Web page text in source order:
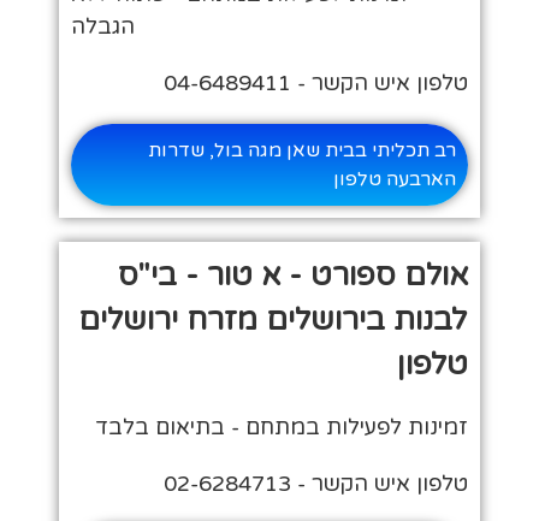
הגבלה
טלפון איש הקשר - 04-6489411
רב תכליתי בבית שאן מגה בול, שדרות
הארבעה טלפון
אולם ספורט - א טור - בי"ס
לבנות בירושלים מזרח ירושלים
טלפון
זמינות לפעילות במתחם - בתיאום בלבד
טלפון איש הקשר - 02-6284713